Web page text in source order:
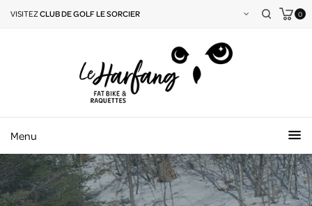
VISITEZCLUB DE GOLF LE SORCIER 0
Menu